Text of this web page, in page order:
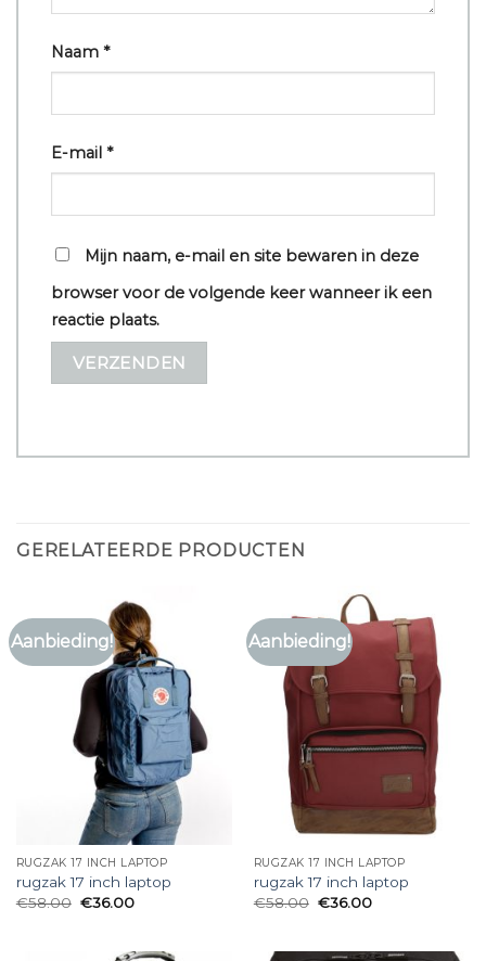
Naam *
E-mail *
Mijn naam, e-mail en site bewaren in deze
browser voor de volgende keer wanneer ik een
reactie plaats.
GERELATEERDE PRODUCTEN
Aanbieding!
RUGZAK 17 INCH LAPTOP
rugzak 17 inch laptop
€58.00 €36.00
Aanbieding!
RUGZAK 17 INCH LAPTOP
rugzak 17 inch laptop
€58.00 €36.00